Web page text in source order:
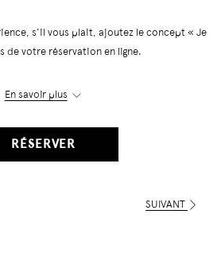
s'il vous plait, ajoutez le concept « Je
de votre réservation en ligne.
chien par appartement est autorisé.
En savoir plus
RÉSERVER
SUIVANT